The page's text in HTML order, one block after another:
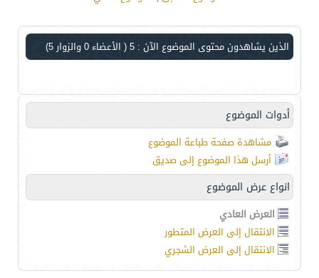
الذين يشاهدون محتوى الموضوع الآن : 5 ( الأعضاء 0 والزوار 5)
أدوات الموضوع
مشاهدة صفحة طباعة الموضوع
أرسل هذا الموضوع إلى صديق
انواع عرض الموضوع
العرض العادي
الانتقال إلى العرض المتطور
الانتقال إلى العرض الشجري